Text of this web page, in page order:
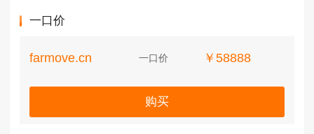
一口价
farmove.cn 一口价 ￥58888
购买